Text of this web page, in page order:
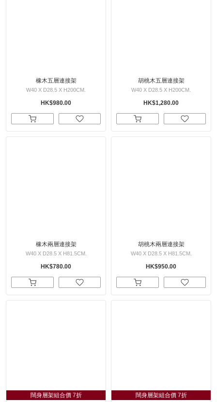
橡木五層連接架
W40 X D28.5 X H200CM.
HK$980.00
胡桃木五層連接架
W40 X D28.5 X H200CM.
HK$1,280.00
橡木兩層連接架
W40 X D28.5 X H81.5CM.
HK$780.00
胡桃木兩層連接架
W40 X D28.5 X H81.5CM.
HK$950.00
闊身層架組合價 7折 闊身層架組合價 7折